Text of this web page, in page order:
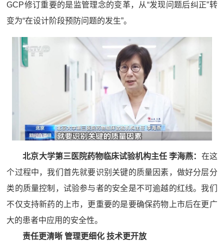
GCP修订重要的是监管理念的变革，从“发现问题后纠正”转
变为“在设计阶段预防问题的发生”。
北京大学第三医院药物临床试验机构主任 李海燕： 在这
个过程中，我们首先就要识别关键的质量因素，做好分层分
类的质量控制，试验参与者的安全是不可逾越的红线。我们
不仅支持新药的上市，更重要的是要确保药物上市后在更广
大的患者中应用的安全性。
责任更清晰 管理更细化 技术更开放